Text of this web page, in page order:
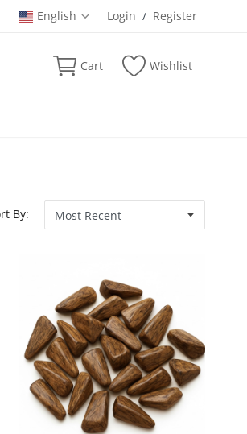
English Login / Register
Cart Wishlist
By: